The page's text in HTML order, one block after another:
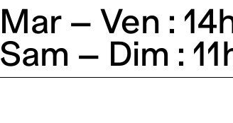
Mar – Ven :
Sam – Dim :